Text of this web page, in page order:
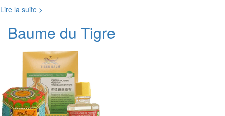
Lire la suite >
Baume du Tigre